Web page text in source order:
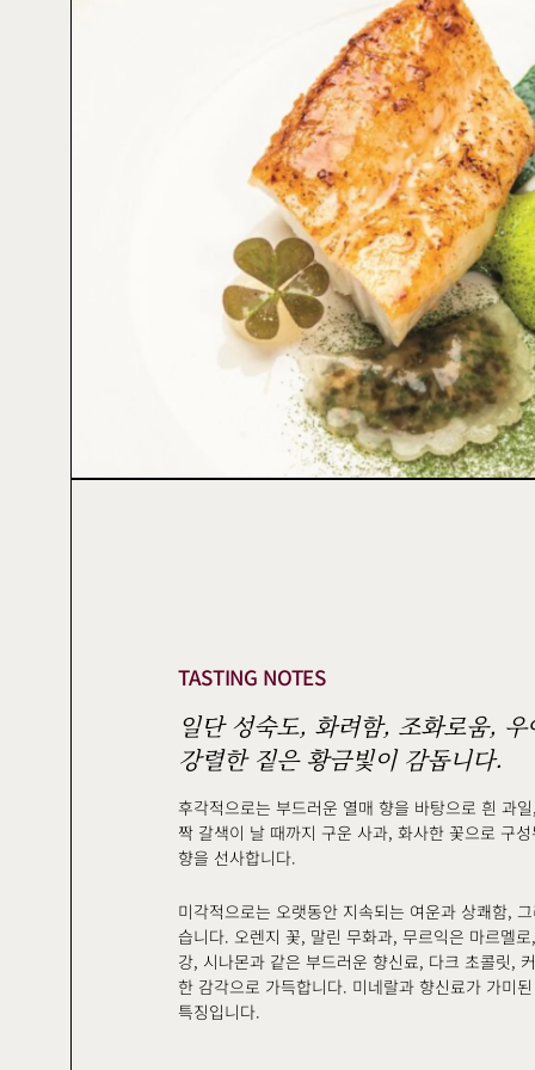
TASTING NOTES
일단 성숙도, 화려함, 조화로움,
강렬한 짙은 황금빛이 감돕니다.
후각적으로는 부드러운 열매 향을 바탕으로 흰 과
짝 갈색이 날 때까지 구운 사과, 화사한 꽃으로 구
향을 선사합니다.
미각적으로는 오랫동안 지속되는 여운과 상쾌함,
습니다. 오렌지 꽃, 말린 무화과, 무르익은 마르멜
강, 시나몬과 같은 부드러운 향신료, 다크 초콜릿,
한 감각으로 가득합니다. 미네랄과 향신료가 가미
특징입니다.